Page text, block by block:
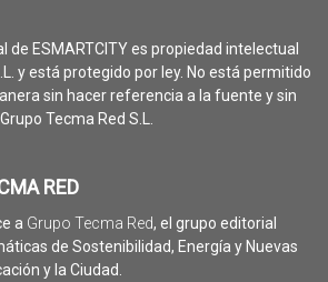
ESMARTCITY es propiedad intelectual
y está protegido por ley. No está permitido
sin hacer referencia a la fuente y sin
Tecma Red S.L.
RED
a Grupo Tecma Red, el grupo editorial
de Sostenibilidad, Energía y Nuevas
y la Ciudad.